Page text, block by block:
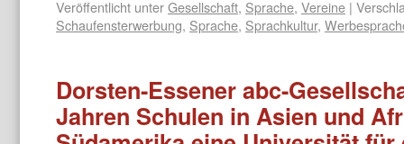
Veröffentlicht unterGesellschaft, Sprache, Vereine |
Schaufensterwerbung, Sprache, Sprachkultur,
Dorsten-Essener abc-
Jahren Schulen in Asien und